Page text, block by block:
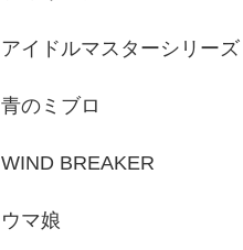
アイドルマスターシリーズ
青のミブロ
WIND BREAKER
ウマ娘